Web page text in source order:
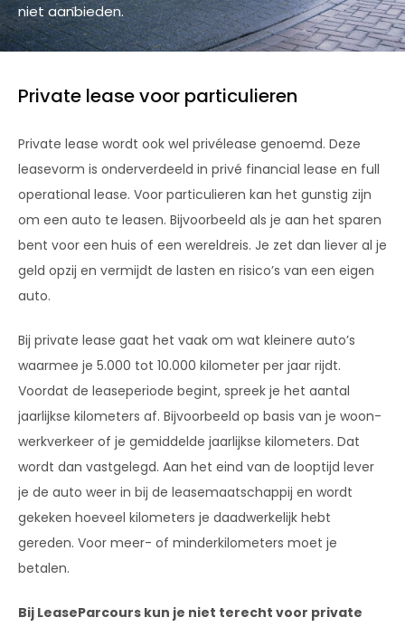
niet aanbieden.
Private lease voor particulieren
Private lease wordt ook wel privélease genoemd. Deze
leasevorm is onderverdeeld in privé financial lease en full
operational lease. Voor particulieren kan het gunstig zijn
om een auto te leasen. Bijvoorbeeld als je aan het sparen
bent voor een huis of een wereldreis. Je zet dan liever al je
geld opzij en vermijdt de lasten en risico’s van een eigen
auto.
Bij private lease gaat het vaak om wat kleinere auto’s
waarmee je 5.000 tot 10.000 kilometer per jaar rijdt.
Voordat de leaseperiode begint, spreek je het aantal
jaarlijkse kilometers af. Bijvoorbeeld op basis van je woon-
werkverkeer of je gemiddelde jaarlijkse kilometers. Dat
wordt dan vastgelegd. Aan het eind van de looptijd lever
je de auto weer in bij de leasemaatschappij en wordt
gekeken hoeveel kilometers je daadwerkelijk hebt
gereden. Voor meer- of minderkilometers moet je
betalen.
Bij LeaseParcours kun je niet terecht voor private